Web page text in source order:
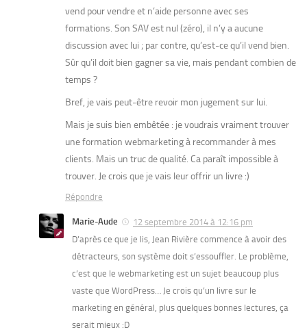
vend pour vendre et n’aide personne avec ses
formations. Son SAV est nul (zéro), il n’y a aucune
discussion avec lui ; par contre, qu’est-ce qu’il vend bien.
Sûr qu’il doit bien gagner sa vie, mais pendant combien de
temps ?
Bref, je vais peut-être revoir mon jugement sur lui.
Mais je suis bien embêtée : je voudrais vraiment trouver
une formation webmarketing à recommander à mes
clients. Mais un truc de qualité. Ca paraît impossible à
trouver. Je crois que je vais leur offrir un livre :)
Répondre
Marie-Aude
12 septembre 2014 à 12:16 pm
D’après ce que je lis, Jean Rivière commence à avoir des
détracteurs, son système doit s’essouffler. Le problème,
c’est que le webmarketing est un sujet beaucoup plus
vaste que WordPress… Je crois qu’un livre sur le
marketing en général, plus quelques bonnes lectures, ça
serait mieux :D